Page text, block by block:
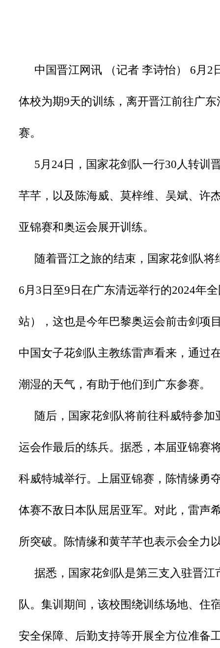
中国晋江网讯 （记者 李诗怡） 6月2
体校为期9天的训练，离开晋江前往广
赛。
5月24日，国家花剑队一行30人转训
芊芊，以及陈海威、莫梓维、吴斌、许
亚锦赛和奥运会展开训练。
随着晋江之旅的结束，国家花剑队
6月3日至9日在广东清远举行的2024年
站），这也是今年巴黎奥运会前击剑项
中国女子花剑队主教练雷声看来，通过
潮湿的天气，有助于他们到广东参赛。
随后，国家花剑队将前往科威特参
运会作最后的练兵。据悉，本届亚锦赛
科威特城举行。上届亚锦赛，陈情缘勇
体赛不敌日本队屈居亚军。对此，雷声
所突破。陈情缘和黄芊芊也表示会全力
据悉，国家花剑队是第三支入驻晋江
队。集训期间，该校围绕训练场地、住
安全保障、后勤支持等开展全方位准备